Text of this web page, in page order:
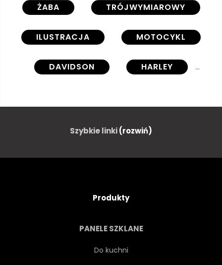
ŻABA TRÓJWYMIAROWY
ILUSTRACJA MOTOCYKL
DAVIDSON HARLEY
ROWER ROWERZYSTA
ZWYCZAJ KOŁA
AUSSENAUFNAHME
Szybkie linki(rozwiń)
Produkty
PANELE SZKLANE
Do kuchni